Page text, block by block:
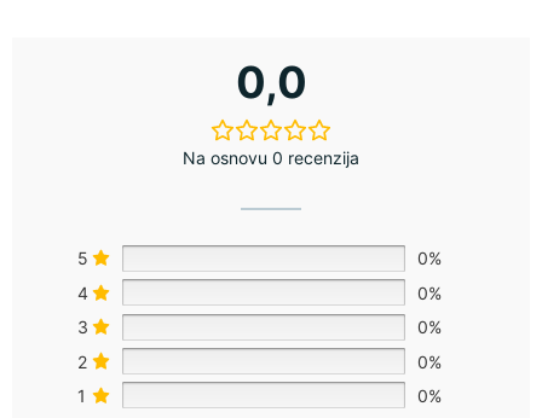
0,0
Na osnovu 0 recenzija
5
0%
4
0%
3
0%
2
0%
1
0%